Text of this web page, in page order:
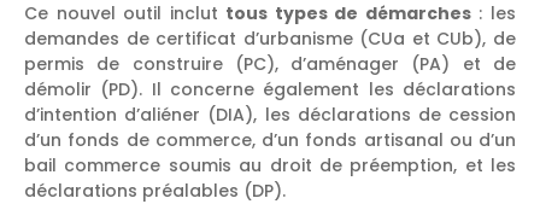
Ce nouvel outil inclut tous types de démarches: les
demandes de certificat d’urbanisme (CUa et CUb), de
permis de construire (PC), d’aménager (PA) et de
démolir (PD). Il concerne également les déclarations
d’intention d’aliéner (DIA), les déclarations de cession
d’un fonds de commerce, d’un fonds artisanal ou d’un
bail commerce soumis au droit de préemption, et les
déclarations préalables (DP).